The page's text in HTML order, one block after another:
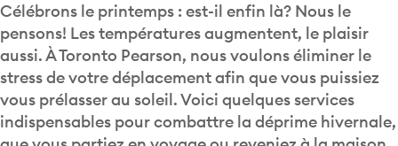
Célébrons le printemps : est-il enfin là? Nous le
pensons! Les températures augmentent, le plaisir
aussi. À Toronto Pearson, nous voulons éliminer le
stress de votre déplacement afin que vous puissiez
vous prélasser au soleil. Voici quelques services
indispensables pour combattre la déprime hivernale,